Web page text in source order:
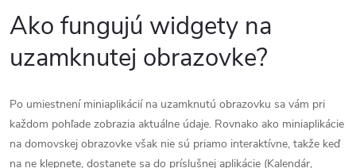
Ako fungujú widgety na
uzamknutej obrazovke?
Po umiestnení miniaplikácií na uzamknutú obrazovku sa vám pri
každom pohľade zobrazia aktuálne údaje. Rovnako ako miniaplikácie
na domovskej obrazovke však nie sú priamo interaktívne, takže keď
na ne klepnete, dostanete sa do príslušnej aplikácie (Kalendár,